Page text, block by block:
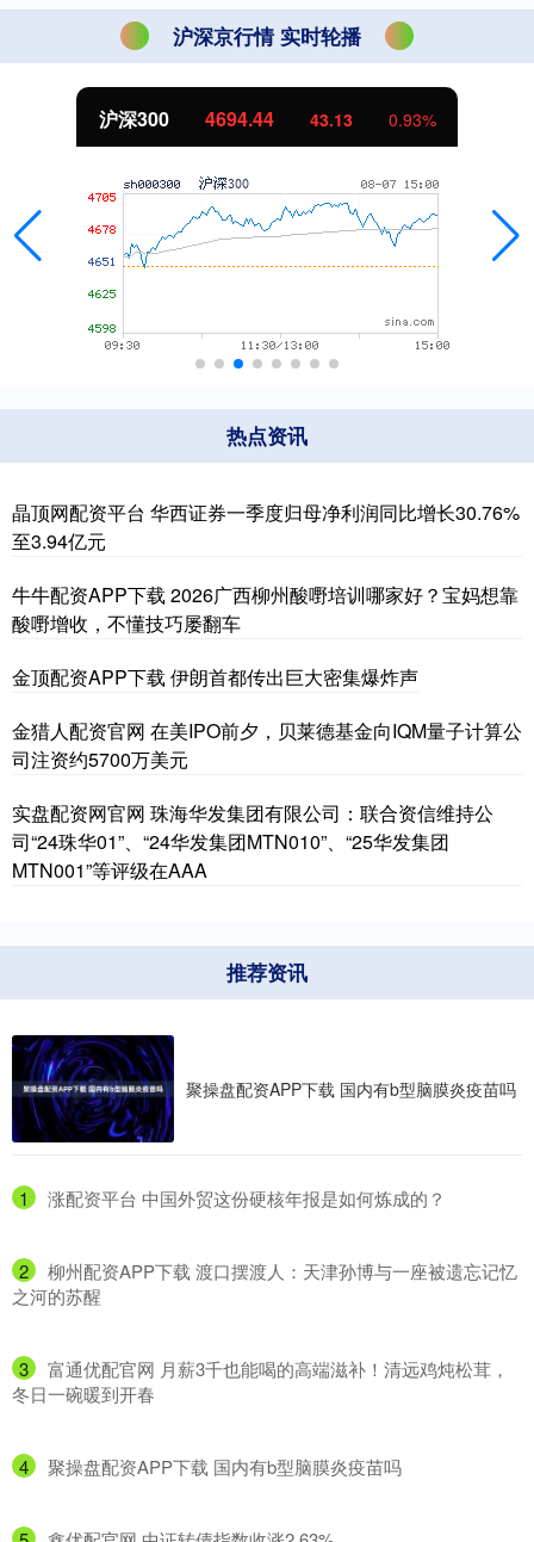
沪深京行情 实时轮播
北证50 1134.24 11.37 1.01%
热点资讯
晶顶网配资平台 华西证券一季度归母净利润同比增长30.76%
至3.94亿元
牛牛配资APP下载 2026广西柳州酸嘢培训哪家好？宝妈想靠
酸嘢增收，不懂技巧屡翻车
金顶配资APP下载 伊朗首都传出巨大密集爆炸声
金猎人配资官网 在美IPO前夕，贝莱德基金向IQM量子计算公
司注资约5700万美元
实盘配资网官网 珠海华发集团有限公司：联合资信维持公
司“24珠华01”、“24华发集团MTN010”、“25华发集团
MTN001”等评级在AAA
推荐资讯
聚操盘配资APP下载 国内有b型脑膜炎疫苗吗
1 ​涨配资平台 中国外贸这份硬核年报是如何炼成的？
2
​柳州配资APP下载 渡口摆渡人：天津孙博与一座被遗忘记忆
之河的苏醒
3
​富通优配官网 月薪3千也能喝的高端滋补！清远鸡炖松茸，
冬日一碗暖到开春
4 ​聚操盘配资APP下载 国内有b型脑膜炎疫苗吗